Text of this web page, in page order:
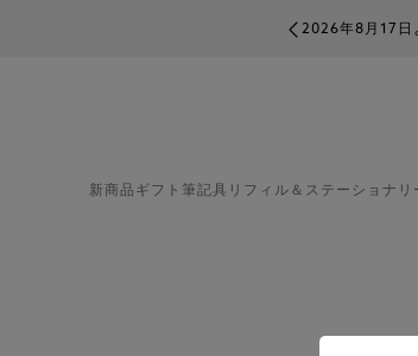
2026年8月17日より一部商品の価
新商品 ギフト 筆記具 リフィル＆ステーショナリ